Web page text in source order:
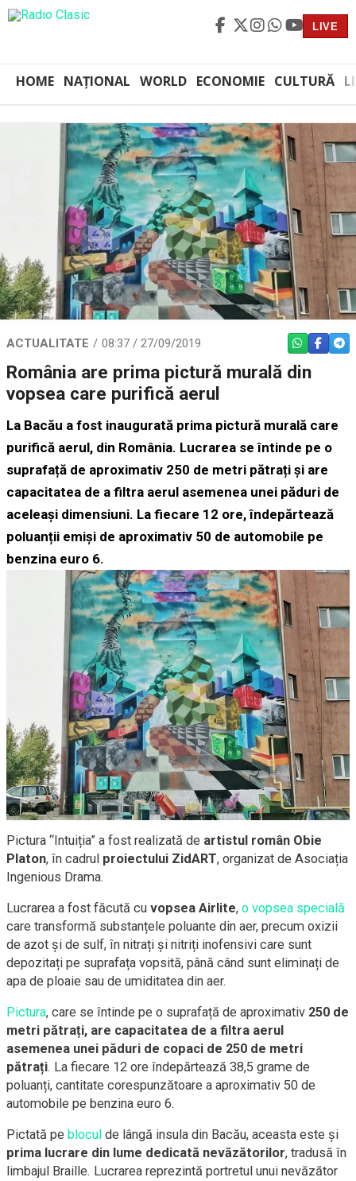
LIVE
HOME NAȚIONAL WORLD ECONOMIE CULTURĂ
ACTUALITATE 08:37 / 27/09/2019 WHATSAPP
România are prima pictură murală din
vopsea care purifică aerul
La Bacău a fost inaugurată prima pictură murală care
purifică aerul, din România. Lucrarea se întinde pe o
suprafață de aproximativ 250 de metri pătrați și are
capacitatea de a filtra aerul asemenea unei păduri de
aceleași dimensiuni. La fiecare 12 ore, îndepărtează
poluanții emiși de aproximativ 50 de automobile pe
benzina euro 6.
Pictura “Intuiția” a fost realizată de artistul român Obie
Platon, în cadrul proiectului ZidART, organizat de Asociația
Ingenious Drama.
Lucrarea a fost făcută cu vopsea Airlite, o vopsea specială
care transformă substanțele poluante din aer, precum oxizii
de azot și de sulf, în nitrați și nitriți inofensivi care sunt
depozitați pe suprafața vopsită, până când sunt eliminați de
apa de ploaie sau de umiditatea din aer.
Pictura, care se întinde pe o suprafață de aproximativ 250 de
metri pătrați, are capacitatea de a filtra aerul
asemenea unei păduri de copaci de 250 de metri
pătrați. La fiecare 12 ore îndepărtează 38,5 grame de
poluanți, cantitate corespunzătoare a aproximativ 50 de
automobile pe benzina euro 6.
Pictată pe blocul de lângă insula din Bacău, aceasta este și
prima lucrare din lume dedicată nevăzătorilor, tradusă în
limbajul Braille. Lucrarea reprezintă portretul unui nevăzător